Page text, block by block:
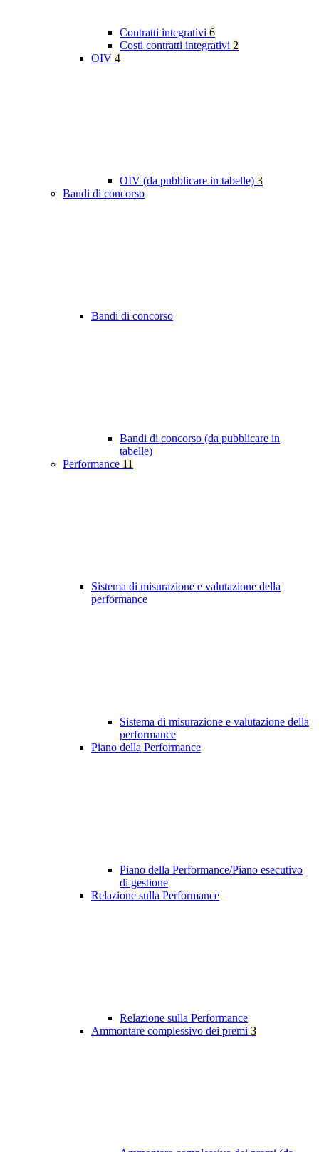
Contratti integrativi 6
Costi contratti integrativi 2
OIV 4
OIV (da pubblicare in tabelle) 3
Bandi di concorso
Bandi di concorso
Bandi di concorso (da pubblicare in
tabelle)
Performance 11
Sistema di misurazione e valutazione della
performance
Sistema di misurazione e valutazione della
performance
Piano della Performance
Piano della Performance/Piano esecutivo
di gestione
Relazione sulla Performance
Relazione sulla Performance
Ammontare complessivo dei premi 3